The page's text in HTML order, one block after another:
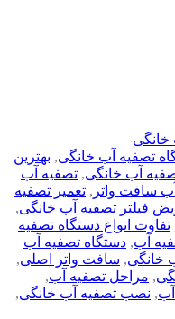
خانگی
تصفیه آب خانگی, بهترین
آب خانگی, تصفیه آب
سافت واتر , تعمیر تصفیه
فیلتر تصفیه آب خانگی,
تفاوت انواع دستگاه تصفیه
آب, دستگاه تصفیه آب
خانگی, سافت واتر اصلی,
, مراحل تصفیه آب,
, نصب تصفیه آب خانگی,